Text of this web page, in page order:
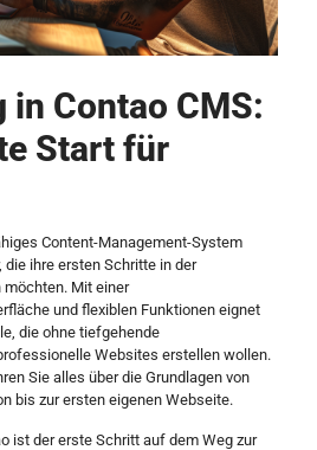
in Contao CMS:
Start für
Content-Management-System
die ihre ersten Schritte in der
Mit einer
und flexiblen Funktionen eignet
die ohne tiefgehende
Websites erstellen wollen.
Sie alles über die Grundlagen von
bis zur ersten eigenen Webseite.
ist der erste Schritt auf dem Weg zur